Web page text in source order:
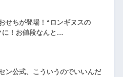
せちが登場！“ロンギヌスの
に！お値段なんと…
ン公式、こういうのでいいんだ